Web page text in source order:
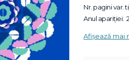
Nr. pagini var.
Anul apariției:
Afișează mai